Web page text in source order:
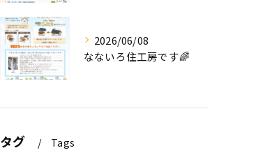
2026/06/08
なないろ住工房です🌈
タグ Tags